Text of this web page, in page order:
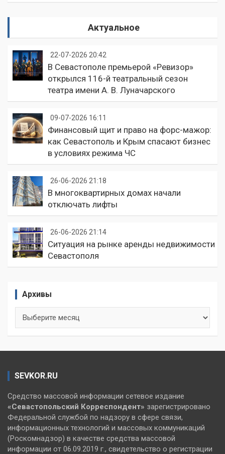
Актуальное
22-07-2026 20:42
В Севастополе премьерой «Ревизор»
открылся 116-й театральный сезон
театра имени А. В. Луначарского
09-07-2026 16:11
Финансовый щит и право на форс-мажор:
как Севастополь и Крым спасают бизнес
в условиях режима ЧС
26-06-2026 21:18
В многоквартирных домах начали
отключать лифты
26-06-2026 21:14
Ситуация на рынке аренды недвижимости
Севастополя
Архивы
SEVKOR.RU
Средство массовой информации сетевое издание
«Севастопольский Корреспондент» зарегистрировано
Федеральной службой по надзору в сфере связи,
информационных технологий и массовых коммуникаций
(Роскомнадзор) в качестве средства массовой
информации от 06.09.2019 г., свидетельство о регистрации